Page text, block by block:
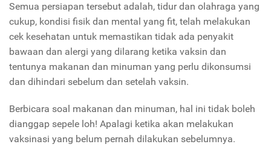
Semua persiapan tersebut adalah, tidur dan olahraga yang
cukup, kondisi fisik dan mental yang fit, telah melakukan
cek kesehatan untuk memastikan tidak ada penyakit
bawaan dan alergi yang dilarang ketika vaksin dan
tentunya makanan dan minuman yang perlu dikonsumsi
dan dihindari sebelum dan setelah vaksin.
Berbicara soal makanan dan minuman, hal ini tidak boleh
dianggap sepele loh! Apalagi ketika akan melakukan
vaksinasi yang belum pernah dilakukan sebelumnya.